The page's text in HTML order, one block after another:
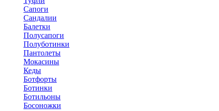
Сапоги
Сандалии
Балетки
Полусапоги
Полуботинки
Пантолеты
Мокасины
Кеды
Ботфорты
Ботинки
Ботильоны
Босоножки